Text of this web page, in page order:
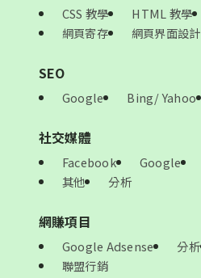
CSS 教學 HTML 教學
網頁寄存
網頁界面設計
SEO
Google Bing/ Yahoo
社交媒體
Facebook Google
其他
分析
網賺項目
Google Adsense 分析
聯盟行銷